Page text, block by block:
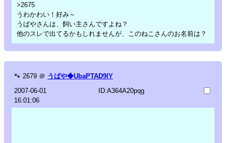
>2675
うわかわい！好み～
うばやさんは、飼い主さんですよね？
他のスレで出てるかもしれませんが、このねこさんのお名前は？
🐾 2679 ＠ うばや◆UbaPTAD9lY
2007-06-01
16:01:06
ID:A364A20pqg